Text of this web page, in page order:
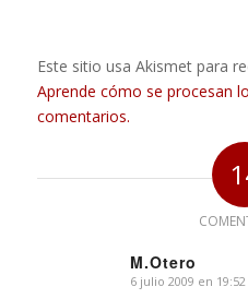
Este sitio usa Akismet para
Aprende cómo se procesan
comentarios.
M.Otero
Dice:
6 julio 2009 en 19:52